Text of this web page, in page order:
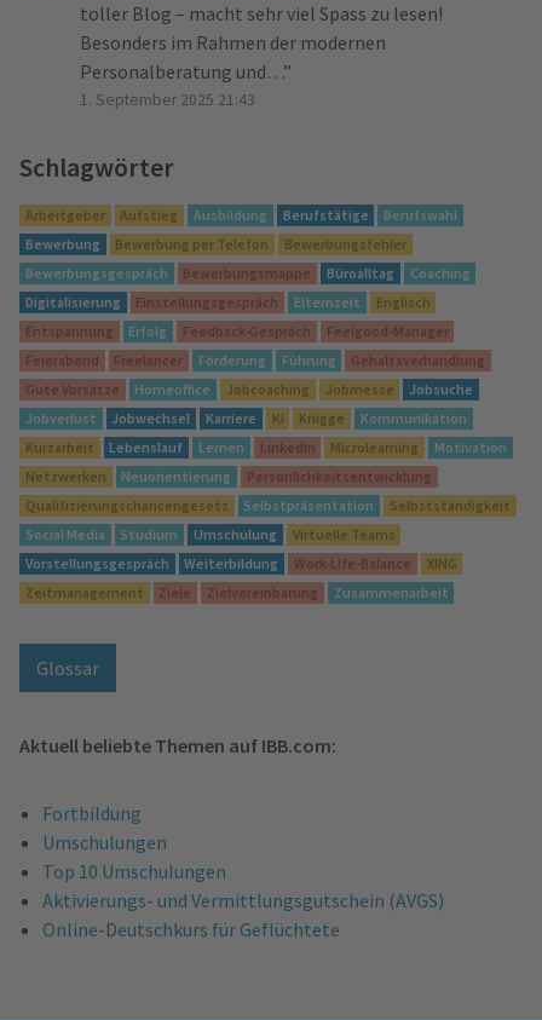
toller Blog – macht sehr viel Spass zu lesen!
Besonders im Rahmen der modernen
Personalberatung und… ”
1. September 2025 21:43
Schlagwörter
Arbeitgeber Aufstieg Ausbildung Berufstätige
Berufswahl
Bewerbung
Bewerbung per Telefon
Bewerbungsfehler
Bewerbungsgespräch
Bewerbungsmappe Büroalltag
Coaching
Digitalisierung
Einstellungsgespräch Elternzeit
Englisch
Entspannung
Erfolg Feedback-Gespräch
Feelgood-Manager
Feierabend
Freelancer Förderung Führung
Gehaltsverhandlung
Gute Vorsätze
Homeoffice Jobcoaching Jobmesse
Jobsuche
Jobverlust
Jobwechsel Karriere KI Knigge
Kommunikation
Kurzarbeit
Lebenslauf Lernen LinkedIn Microlearning
Motivation
Netzwerken
Neuorientierung
Persönlichkeitsentwicklung
Qualifizierungschancengesetz
Selbstpräsentation
Selbstständigkeit
Social Media
Studium Umschulung
Virtuelle Teams
Vorstellungsgespräch
Weiterbildung Work-Life-Balance
XING
Zeitmanagement
Ziele Zielvereinbarung Zusammenarbeit
Glossar
Aktuell beliebte Themen auf IBB.com:
Fortbildung
Umschulungen
Top 10 Umschulungen
Aktivierungs- und Vermittlungsgutschein (AVGS)
Online-Deutschkurs für Geflüchtete